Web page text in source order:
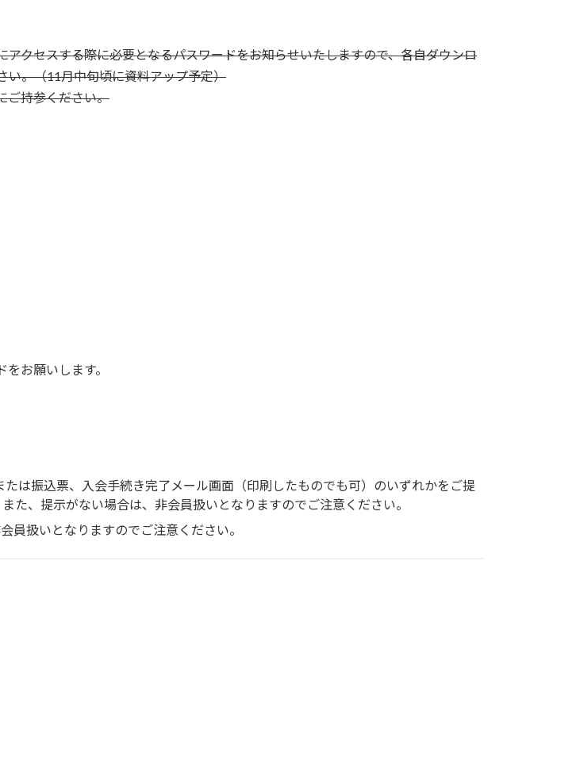
クセスする際に必要となるパスワードをお知らせいたしますので、各自ダウンロ
い。（11月中旬頃に資料アップ予定）
ご持参ください。
お願いします。
は振込票、入会手続き完了メール画面（印刷したものでも可）のいずれかをご提
た、提示がない場合は、非会員扱いとなりますのでご注意ください。
員扱いとなりますのでご注意ください。